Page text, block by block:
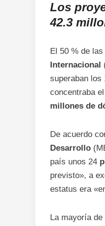
Los
42.3
El 50 % de las
Internacional
superaban los
concentraba
millones de
De acuerdo
Desarrollo
país unos 24
previsto», a
estatus era
La mayoría de